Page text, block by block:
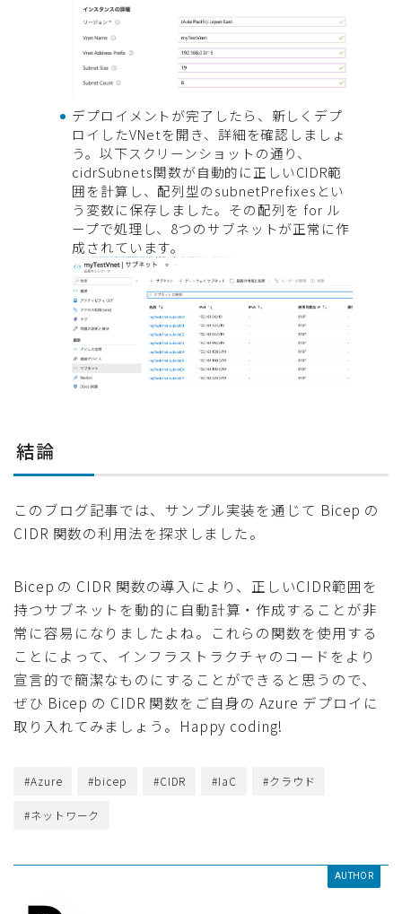
デプロイメントが完了したら、新しくデプ
ロイしたVNetを開き、詳細を確認しましょ
う。以下スクリーンショットの通り、
cidrSubnets関数が自動的に正しいCIDR範
囲を計算し、配列型のsubnetPrefixesとい
う変数に保存しました。その配列を for ル
ープで処理し、8つのサブネットが正常に作
成されています。
結論
このブログ記事では、サンプル実装を通じて Bicep の
CIDR 関数の利用法を探求しました。
Bicep の CIDR 関数の導入により、正しいCIDR範囲を
持つサブネットを動的に自動計算・作成することが非
常に容易になりましたよね。これらの関数を使用する
ことによって、インフラストラクチャのコードをより
宣言的で簡潔なものにすることができると思うので、
ぜひ Bicep の CIDR 関数をご自身の Azure デプロイに
取り入れてみましょう。Happy coding!
#Azure #bicep #CIDR #IaC #クラウド
#ネットワーク
AUTHOR